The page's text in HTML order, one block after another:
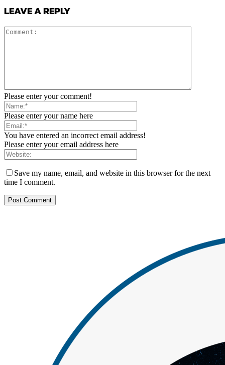
LEAVE A REPLY
Please enter your comment!
Please enter your name here
You have entered an incorrect email address!
Please enter your email address here
Save my name, email, and website in this browser for the next
time I comment.